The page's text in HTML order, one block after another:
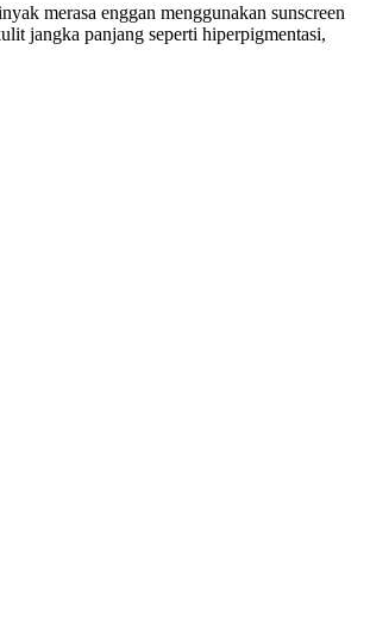
merasa enggan menggunakan sunscreen
jangka panjang seperti hiperpigmentasi,